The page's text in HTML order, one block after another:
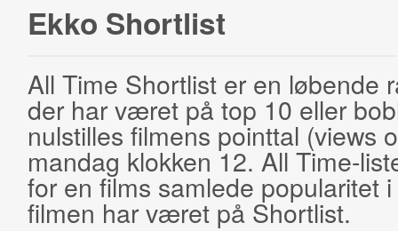
Ekko Shortlist
All Time Shortlist er en løbende
der har været på top 10 eller
nulstilles filmens pointtal (views
mandag klokken 12. All Time-
for en films samlede popularitet
filmen har været på Shortlist.